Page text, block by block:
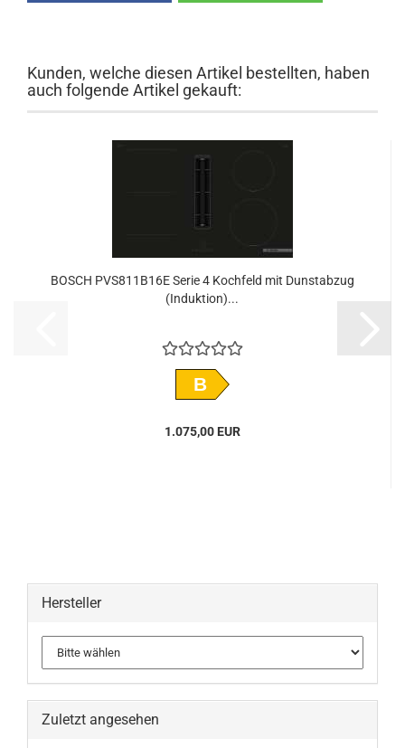
Kunden, welche diesen Artikel bestellten, haben
auch folgende Artikel gekauft:
BOSCH PVS811B16E Serie 4 Kochfeld mit Dunstabzug
(Induktion)...
B
1.075,00 EUR
Hersteller
Zuletzt angesehen